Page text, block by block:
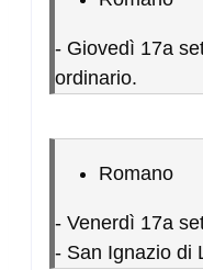
- Giovedì 17a
ordinario.
Romano
- Venerdì 17a
- San Ignazio di